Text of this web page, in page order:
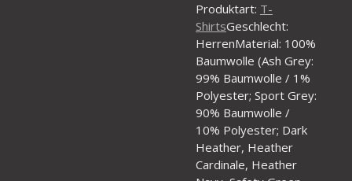
Produktart: T-
ShirtsGeschlecht:
HerrenMaterial: 100%
Baumwolle (Ash Grey:
99% Baumwolle / 1%
Polyester; Sport Grey:
90% Baumwolle /
10% Polyester; Dark
Heather, Heather
Cardinale, Heather